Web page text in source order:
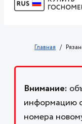
Главная
Внимание:
информацию
номера